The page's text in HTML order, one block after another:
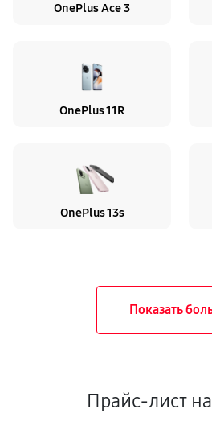
OnePlus Ace 3
OnePlus 11R
OnePlus 13s
Прайс-лист